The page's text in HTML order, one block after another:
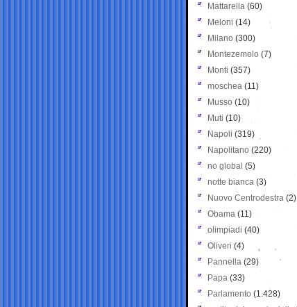
Mattarella (60)
Meloni (14)
Milano (300)
Montezemolo (7)
Monti (357)
moschea (11)
Musso (10)
Muti (10)
Napoli (319)
Napolitano (220)
no global (5)
notte bianca (3)
Nuovo Centrodestra (2)
Obama (11)
olimpiadi (40)
Oliveri (4)
Pannella (29)
Papa (33)
Parlamento (1.428)